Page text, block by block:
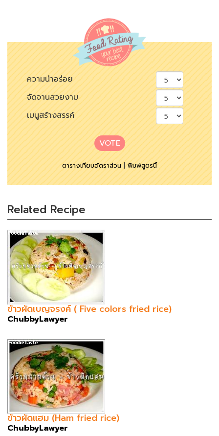
ความน่าอร่อย
จัดจานสวยงาม
เมนูสร้างสรรค์
VOTE
ตารางเทียบอัตราส่วน|พิมพ์สูตรนี้
Related Recipe
ข้าวผัดเบญจรงค์ ( Five colors fried rice)
ChubbyLawyer
ข้าวผัดแฮม (Ham fried rice)
ChubbyLawyer